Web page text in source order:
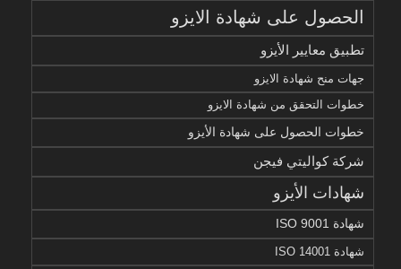
الحصول على شهادة الايزو
تطبيق معايير الأيزو
جهات منح شهادة الايزو
خطوات التحقق من شهادة الايزو
خطوات الحصول على شهادة الأيزو
شركة كواليتي فيجن
شهادات الأيزو
شهادة ISO 9001
شهادة ISO 14001